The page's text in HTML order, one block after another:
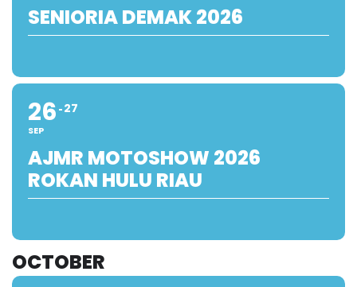
SENIORIA DEMAK 2026
26
SEP
27
AJMR MOTOSHOW 2026
ROKAN HULU RIAU
OCTOBER